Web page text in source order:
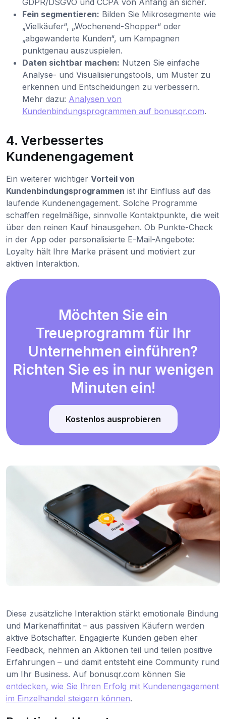
GDPR/DSGVO und CCPA von Anfang an sicher.
Fein segmentieren: Bilden Sie Mikrosegmente wie
„Vielkäufer“, „Wochenend-Shopper“ oder
„abgewanderte Kunden“, um Kampagnen
punktgenau auszuspielen.
Daten sichtbar machen: Nutzen Sie einfache
Analyse- und Visualisierungstools, um Muster zu
erkennen und Entscheidungen zu verbessern.
Mehr dazu: Analysen von
Kundenbindungsprogrammen auf bonusqr.com.
4. Verbessertes
Kundenengagement
Ein weiterer wichtiger Vorteil von
Kundenbindungsprogrammen ist ihr Einfluss auf das
laufende Kundenengagement. Solche Programme
schaffen regelmäßige, sinnvolle Kontaktpunkte, die weit
über den reinen Kauf hinausgehen. Ob Punkte-Check
in der App oder personalisierte E-Mail-Angebote:
Loyalty hält Ihre Marke präsent und motiviert zur
aktiven Interaktion.
Möchten Sie ein
Treueprogramm für Ihr
Unternehmen einführen?
Richten Sie es in nur wenigen
Minuten ein!
Kostenlos ausprobieren
Diese zusätzliche Interaktion stärkt emotionale Bindung
und Markenaffinität – aus passiven Käufern werden
aktive Botschafter. Engagierte Kunden geben eher
Feedback, nehmen an Aktionen teil und teilen positive
Erfahrungen – und damit entsteht eine Community rund
um Ihr Business. Auf bonusqr.com können Sie
entdecken, wie Sie Ihren Erfolg mit Kundenengagement
im Einzelhandel steigern können.